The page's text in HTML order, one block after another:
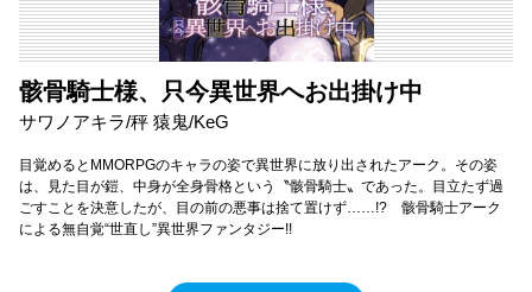
骸骨騎士様、只今異世界へお出掛け中
サワノアキラ/秤 猿鬼/KeG
目覚めるとMMORPGのキャラの姿で異世界に放り出されたアーク。その姿
は、見た目が鎧、中身が全身骨格という〝骸骨騎士〟であった。目立たず過
ごすことを決意したが、目の前の悪事は捨て置けず……!? 骸骨騎士アーク
による無自覚“世直し”異世界ファンタジー!!